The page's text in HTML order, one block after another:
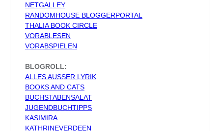
NETGALLEY
RANDOMHOUSE BLOGGERPORTAL
THALIA BOOK CIRCLE
VORABLESEN
VORABSPIELEN
BLOGROLL:
ALLES AUSSER LYRIK
BOOKS AND CATS
BUCHSTABENSALAT
JUGENDBUCHTIPPS
KASIMIRA
KATHRINEVERDEEN